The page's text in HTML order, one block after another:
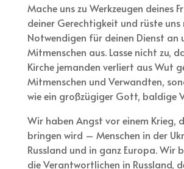
Mache uns zu Werkzeugen deines
deiner Gerechtigkeit und rüste
Notwendigen für deinen Dienst an
Mitmenschen aus. Lasse nicht zu,
Kirche jemanden verliert aus Wut
Mitmenschen und Verwandten,
wie ein großzügiger Gott, baldige
Wir haben Angst vor einem Krieg,
bringen wird – Menschen in der
Russland und in ganz Europa. Wir
die Verantwortlichen in Russland,